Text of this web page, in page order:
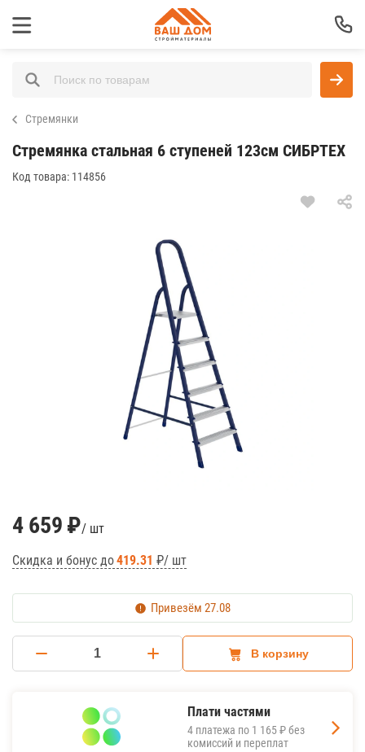
Стремянки
Стремянка стальная 6 ступеней 123см СИБРТЕХ
Код товара: 114856
4 659 ₽/ шт
Скидка и бонус до419.31 ₽/ шт
Привезём 27.08
В корзину
Плати частями
4 платежа по 1 165 ₽без
комиссий и переплат